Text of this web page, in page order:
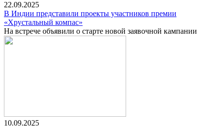
22.09.2025
В Индии представили проекты участников премии
«Хрустальный компас»
На встрече объявили о старте новой заявочной кампании
10.09.2025